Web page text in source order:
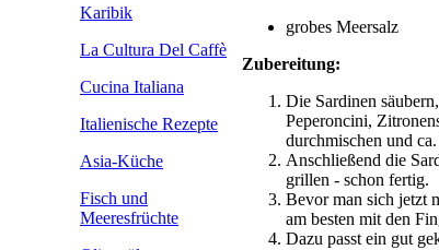
Karibik
La Cultura Del Caffè
Cucina Italiana
Italienische Rezepte
Asia-Küche
Fisch und
Meeresfrüchte
grobes Meersalz
Zubereitung:
Die Sardinen
Peperoncini,
durchmischen und
Anschließend die
grillen - schon fertig.
Bevor man sich jetzt
am besten mit den
Dazu passt ein gut